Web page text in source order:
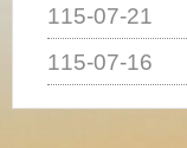
115-07-21
115-07-16